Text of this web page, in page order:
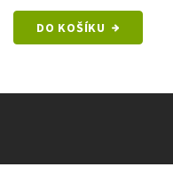
DO KOŠÍKU